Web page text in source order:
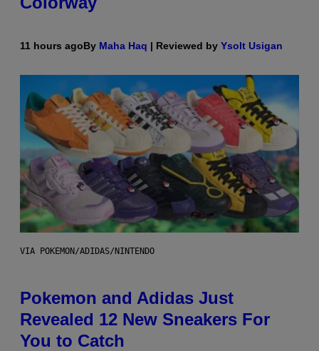
11 hours agoBy Maha Haq | Reviewed by Ysolt Usigan
VIA POKEMON/ADIDAS/NINTENDO
Pokemon and Adidas Just
Revealed 12 New Sneakers For
You to Catch